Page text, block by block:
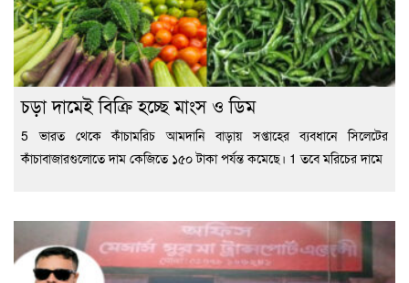
চড়া দামেই বিক্রি হচ্ছে মাংস ও ডিম
5 ভারত থেকে কাঁচামরিচ আমদানি বাড়ায় সপ্তাহের ব্যবধানে সিলেটের
কাঁচাবাজারগুলোতে দাম কেজিতে ১৫০ টাকা পর্যন্ত কমেছে। 1 তবে মরিচের দামে